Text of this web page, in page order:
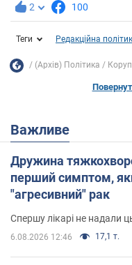
2 100
Теги Редакційна
(Архів) Політика
Важливе
Дружина
перший симптом,
"агресивний" рак
Спершу лікарі не надали
6.08.2026 12:46 17,1 т.